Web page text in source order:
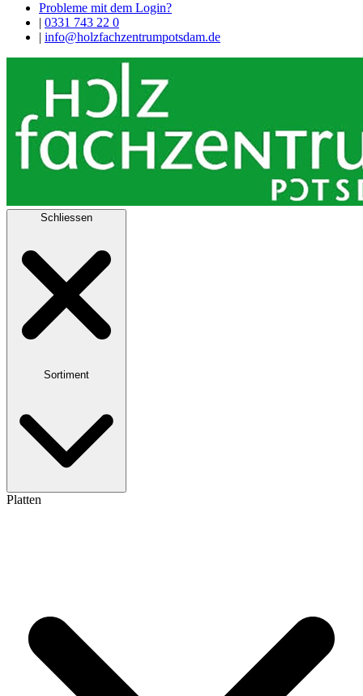
Probleme mit dem Login?
| 0331 743 22 0
| info@holzfachzentrumpotsdam.de
Schliessen
Sortiment
Platten